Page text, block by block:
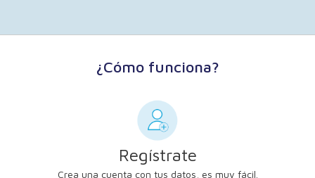
¿Cómo funciona?
Regístrate
Crea una cuenta con tus datos, es muy fácil.